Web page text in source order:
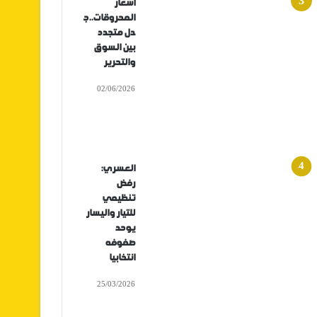
أسعار
المحروقات..ج
دل متجدد
بين السوق
والتحرير
02/06/2026
العسري:
رفض
تنظيمي
للتيار واليسار
يوحد
صفوفه
انتخابيا
25/03/2026